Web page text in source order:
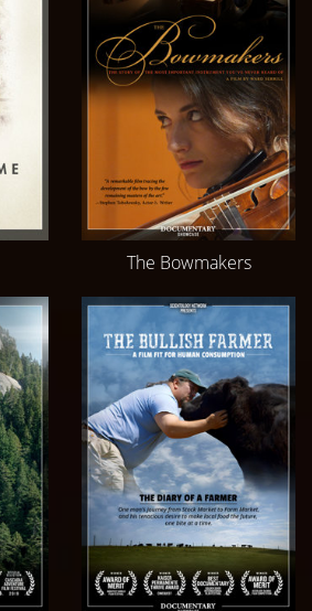
The Bowmakers